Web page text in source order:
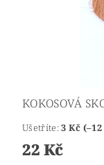
KOKOSOVÁ
Ušetříte:3 Kč
22 Kč